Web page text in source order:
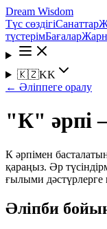
Dream Wisdom
Түс сөздігіСанаттар
түстерімБағалар
🇰🇿KK
← Әліппеге оралу
"К" әрпі
К әрпімен
қараңыз. Әр
ғылыми дәстүрлерге
Әліпби